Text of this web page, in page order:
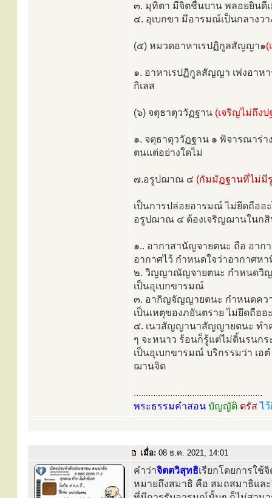
๓. มุทิตา มีจิตชื่นบาน พลอยยินดี
๔. อุเบกขา มีอารมณ์เป็นกลางว
(๕) หมวดอาหาเรปฏิกูลสัญญา๑(
๑. อาหาเรปฏิกูลสัญญา เพ่งอาห
กิเลส
(๖) จตุธาตุววัฏฐาน (เจริญไม่ถึง
๑. จตุธาตุววัฏฐาน ๑ พิจารณาร่
ตนแต่อย่างใดไม่
๗.อรูปฌาณ ๔ (กัมมัฏฐานที่ไม่มี
เป็นการปล่อยอารมณ์ ไม่ยึดถืออ
อรูปฌาณ ๔ ต้องเจริญฌานในก
๑.. อากาสานัญจายตนะ ถือ อาก
อากาศไว้ กำหนดใจว่าอากาศห
๒. วิญญาณัญจายตนะ กำหนดวิญ
เป็นอุเบกขารมณ์
๓. อากิญจัญญายตนะ กำหนดคว
เป็นเหตุของภยันตราย ไม่ยึดถือ
๔. เนวสัญญานาสัญญายตนะ ทำ
ๆ จะหนาว ร้อนก็รู้แต่ไม่ดิ้นรนกร
เป็นอุเบกขารมณ์ บริกรรมว่า เ
ฌานจิต
.....................................................
พระธรรมคำสอน บัญญัติ ตรัสไ
เมื่อ: 08 ธ.ค. 2021, 14:01
คำว่าจิตตวิสุทธิเรียกโดยการใช้
หมายถึงสมาธิ คือ สมถสมาธิแ